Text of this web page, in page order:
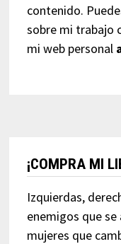
contenido.
sobre mi trabajo
mi web personal
¡COMPRA MI
Izquierdas,
enemigos que
mujeres que